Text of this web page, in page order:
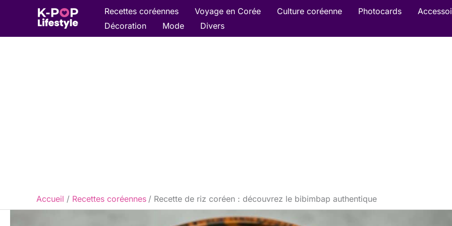
contenu
Recettes coréennes Voyage en Corée Culture coréenne Photocards
Décoration
Mode Divers
Accueil Recettes coréennes Recette de riz coréen : découvrez le bibimbap authentique